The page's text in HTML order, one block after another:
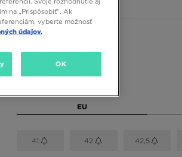
Dostupné farby
Tmavomodrá
EU
41 42 42,5
na „Prispôsobiť”. Ak
vyberte možnosť
údajov.
OK